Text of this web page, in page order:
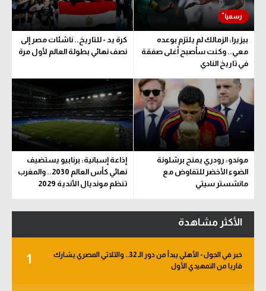
بيزيرا: الزمالك لم يلتزم بوعده
معي.. وكنت سأصبح أغلى صفقة
في تاريخ النادي
كرة يد - للتاريخ.. ناشئات مصر إلى
نصف نهائي بطولة العالم لأول مرة
موندو: رودري يمنح برشلونة
الضوء الأخضر للتفاوض مع
مانشستر سيتي
إذاعة إسبانية: برنابيو يستضيف
نهائي كأس العالم 2030.. والمغرب
تنظم مونديال الأندية 2029
الأكثر مشاهدة
1
خبر في الجول - الأهلي يبدأ من دور الـ 32.. والثلاثي المصري يشارك
قاريا من التمهيدي الأول